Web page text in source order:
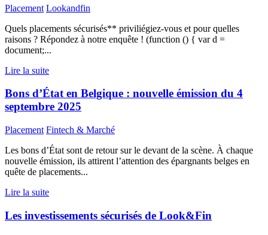
Placement Lookandfin
Quels placements sécurisés** priviliégiez-vous et pour quelles
raisons ? Répondez à notre enquête ! (function () { var d =
document;...
Lire la suite
Bons d’État en Belgique : nouvelle émission du 4
septembre 2025
Placement Fintech & Marché
Les bons d’État sont de retour sur le devant de la scène. À chaque
nouvelle émission, ils attirent l’attention des épargnants belges en
quête de placements...
Lire la suite
Les investissements sécurisés de Look&Fin